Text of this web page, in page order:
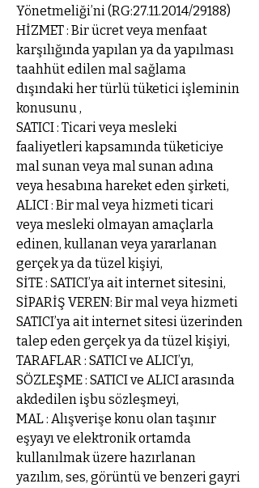
Yönetmeliği’ni (RG:27.11.2014/29188)
HİZMET : Bir ücret veya menfaat
karşılığında yapılan ya da yapılması
taahhüt edilen mal sağlama
dışındaki her türlü tüketici işleminin
konusunu ,
SATICI : Ticari veya mesleki
faaliyetleri kapsamında tüketiciye
mal sunan veya mal sunan adına
veya hesabına hareket eden şirketi,
ALICI : Bir mal veya hizmeti ticari
veya mesleki olmayan amaçlarla
edinen, kullanan veya yararlanan
gerçek ya da tüzel kişiyi,
SİTE : SATICI’ya ait internet sitesini,
SİPARİŞ VEREN: Bir mal veya hizmeti
SATICI’ya ait internet sitesi üzerinden
talep eden gerçek ya da tüzel kişiyi,
TARAFLAR : SATICI ve ALICI’yı,
SÖZLEŞME : SATICI ve ALICI arasında
akdedilen işbu sözleşmeyi,
MAL : Alışverişe konu olan taşınır
eşyayı ve elektronik ortamda
kullanılmak üzere hazırlanan
yazılım, ses, görüntü ve benzeri gayri